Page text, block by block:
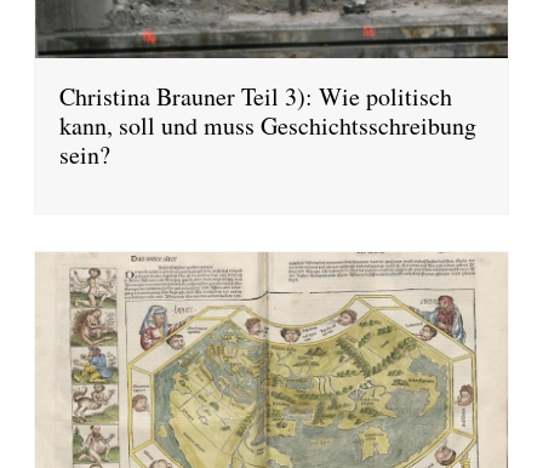
Christina Brauner Teil 3): Wie politisch
kann, soll und muss Geschichtsschreibung
sein?